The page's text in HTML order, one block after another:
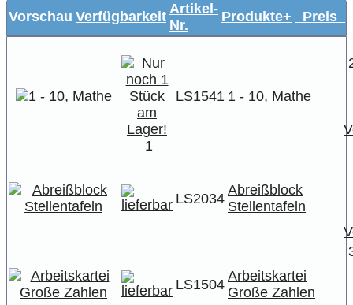
Vorschau Verfügbarkeit Artikel-
Nr.
Produkte+ Preis
1
LS1541 1 - 10, Mathe
LS2034
Abreißblock
Stellentafeln
LS1504
Arbeitskartei
Große Zahlen